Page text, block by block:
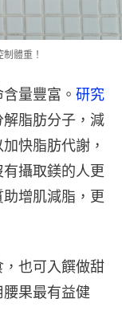
體重！
量豐富。 研究
脂肪分子，減
快脂肪代謝，
攝取鎂的人更
增肌減脂，更
也可入饌做甜
果最有益健